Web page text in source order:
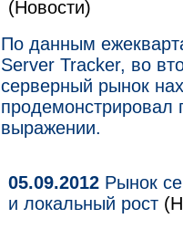
(Новости)
По данным
Server Tracker, во
серверный рынок
продемонстрировал
выражении.
05.09.2012 Рынок
и локальный рост